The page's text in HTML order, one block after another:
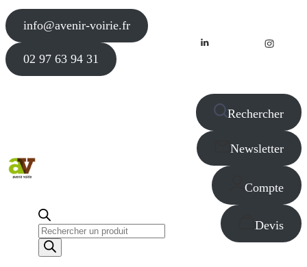
info@avenir-voirie.fr
02 97 63 94 31
Recherche
de
produits
Rechercher
Newsletter
Compte
Devis